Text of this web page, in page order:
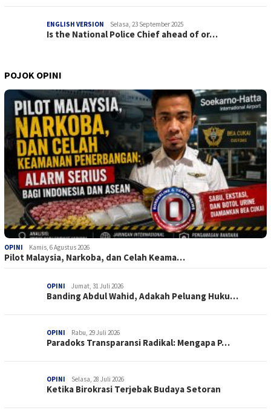
ENGLISH VERSION Selasa, 23 September 2025
Is the National Police Chief ahead of or…
POJOK OPINI
OPINI Kamis, 6 Agustus 2026
Pilot Malaysia, Narkoba, dan Celah Keama…
OPINI Jumat, 31 Juli 2026
Banding Abdul Wahid, Adakah Peluang Huku…
OPINI Rabu, 29 Juli 2026
Paradoks Transparansi Radikal: Mengapa P…
OPINI Selasa, 28 Juli 2026
Ketika Birokrasi Terjebak Budaya Setoran